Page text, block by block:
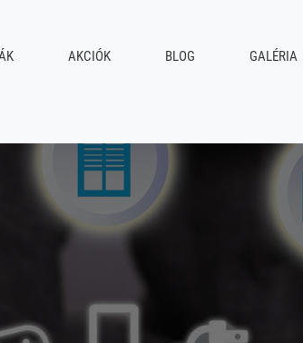
AKCIÓK BLOG GALÉRIA